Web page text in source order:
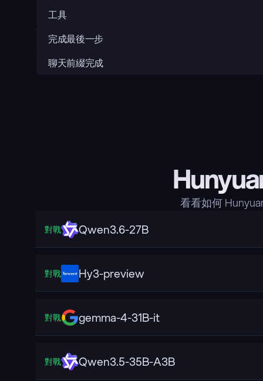
工具
完成最後一步
聊天前綴完成
看看如何
對戰 Qwen3.6-27B
對戰 Hy3-preview
對戰 gemma-4-31B-it
對戰 Qwen3.5-35B-A3B